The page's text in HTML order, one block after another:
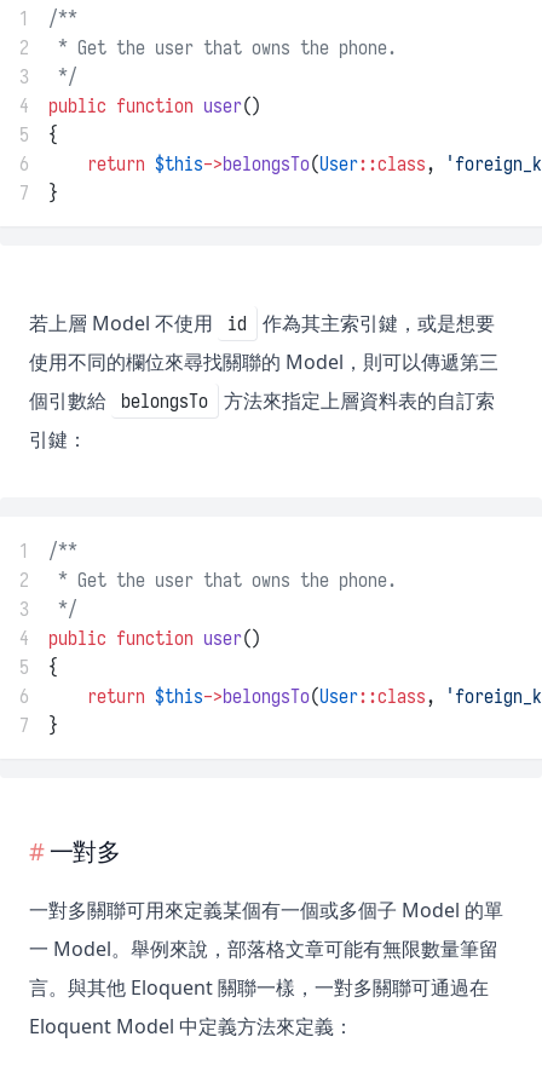
1
/**
2
* Get the user that owns the phone.
3
*/
4
public function user()
5
{
6
return $this->belongsTo(User::class,
7
}
若上層 Model 不使用 id
作為其主索引鍵，或是想要
使用不同的欄位來尋找關聯的 Model，則可以傳遞第三
個引數給
belongsTo
方法來指定上層資料表的自訂索
引鍵：
1
/**
2
* Get the user that owns the phone.
3
*/
4
public function user()
5
{
6
return $this->belongsTo(User::class,
7
}
一對多
一對多關聯可用來定義某個有一個或多個子 Model 的單
一 Model。舉例來說，部落格文章可能有無限數量筆留
言。與其他 Eloquent 關聯一樣，一對多關聯可通過在
Eloquent Model 中定義方法來定義：